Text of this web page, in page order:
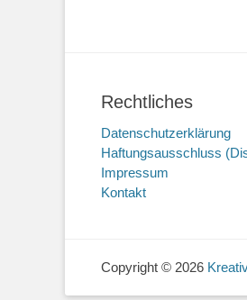
Rechtliches
Datenschutzerklärung
Haftungsausschluss
Impressum
Kontakt
Copyright © 2026